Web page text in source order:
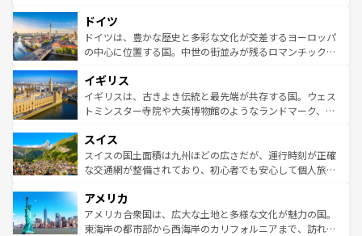
せる。地方によって風土や気候が異なるスペインはその個
性で訪れる人を魅了する。 なお、新着のスペイン情報は コ
ンテンツ一覧を参照してほしい。
で、幅広い魅力が詰まっている。華麗な宮殿、歴史的な大
聖堂、美しいビーチ、そして豊かな自然が、訪れる者を心
から魅了する。また、フランスは美食の国としても知ら
いる。シャンパンの発祥地であるランス、プロヴァンスの
香り高いラベンダー畑など、多彩な楽しみ方が可能だ。さ
らに、パリ以外の地域にも魅力が溢れており、どの街角に
れる地方に足を運ぶとそれぞれで全く異なる文化を体験で
きるだろう。 なお、新着のフランス情報はコンテンツ一覧
を参照してほしい。
ドイツ
ドイツは、豊かな歴史と多彩な文化が交差するヨーロッパ
の中心に位置する国。中世の街並みが残るロマンチック街
顔を持つこの国は、どこを歩いても飽きることがない。ベ
ルリンの文化的活気、バイエルン州のアルプスの絶景、そ
してライン川沿いのワイン畑といった風景は必見。ビール
は、お酒好きな人にはぜひ体験してほしい。 なお、新着の
ドイツ情報はコンテンツ一覧を参照してほしい。
イギリス
イギリスは、古きよき伝統と最先端が共存する国。ウェス
トミンスター寺院や大英博物館のようなランドマーク、歴
リアごとに異なる魅力がある。また、優雅なアフタヌーン
ティー、ビール好きにはたまらない英国パブ、サッカー観
戦など、本場だからこそできる体験も豊富。イギリスを旅
ンツ一覧を参照してほしい。
スイス
スイスの国土面積は九州ほどの広さだが、運行時刻が正確
な交通網が整備されており、初心者でも安心して個人旅行
の建物がそのまま残る町や、スイスならではのユニークな
博物館もあり、アルプス観光だけでなく町歩きも満喫する
ことができる。国民の所得が高いため物価も高いが、旅行
アメリカ
アメリカ合衆国は、広大な土地と多様な文化が魅力の国。
東海岸の都市部から西海岸のカリフォルニアまで、訪れる